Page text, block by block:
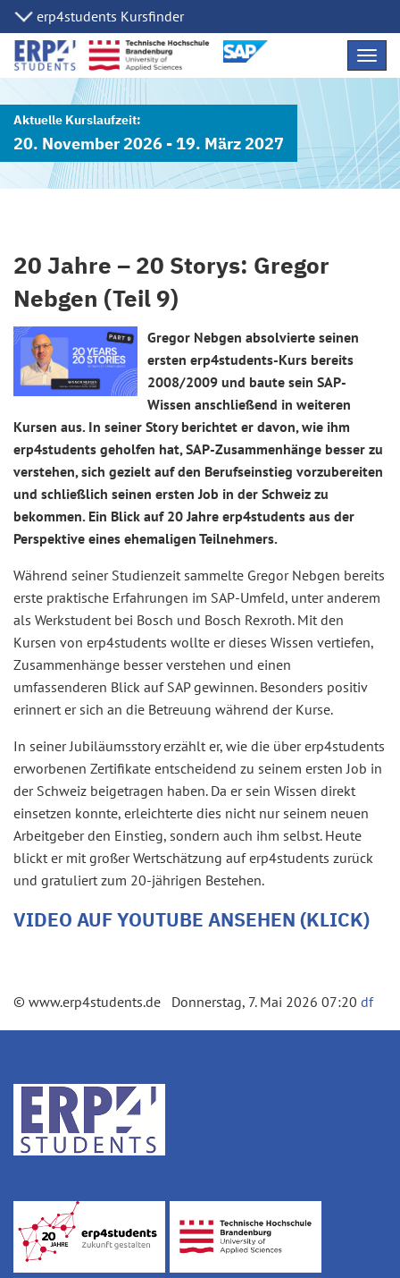
20. November 2026 - 19. März 2027
20 Jahre – 20 Storys: Gregor
Nebgen (Teil 9)
Gregor Nebgen absolvierte seinen
ersten erp4students-Kurs bereits
2008/2009 und baute sein SAP-
Wissen anschließend in weiteren
Kursen aus. In seiner Story berichtet er davon, wie ihm
erp4students geholfen hat, SAP-Zusammenhänge besser zu
verstehen, sich gezielt auf den Berufseinstieg vorzubereiten
und schließlich seinen ersten Job in der Schweiz zu
bekommen. Ein Blick auf 20 Jahre erp4students aus der
Perspektive eines ehemaligen Teilnehmers.
Während seiner Studienzeit sammelte Gregor Nebgen bereits
erste praktische Erfahrungen im SAP-Umfeld, unter anderem
als Werkstudent bei Bosch und Bosch Rexroth. Mit den
Kursen von erp4students wollte er dieses Wissen vertiefen,
Zusammenhänge besser verstehen und einen
umfassenderen Blick auf SAP gewinnen. Besonders positiv
erinnert er sich an die Betreuung während der Kurse.
In seiner Jubiläumsstory erzählt er, wie die über erp4students
erworbenen Zertifikate entscheidend zu seinem ersten Job in
der Schweiz beigetragen haben. Da er sein Wissen direkt
einsetzen konnte, erleichterte dies nicht nur seinem neuen
Arbeitgeber den Einstieg, sondern auch ihm selbst. Heute
blickt er mit großer Wertschätzung auf erp4students zurück
und gratuliert zum 20-jährigen Bestehen.
VIDEO AUF YOUTUBE ANSEHEN (KLICK)
© www.erp4students.de Donnerstag, 7. Mai 2026 07:20 df